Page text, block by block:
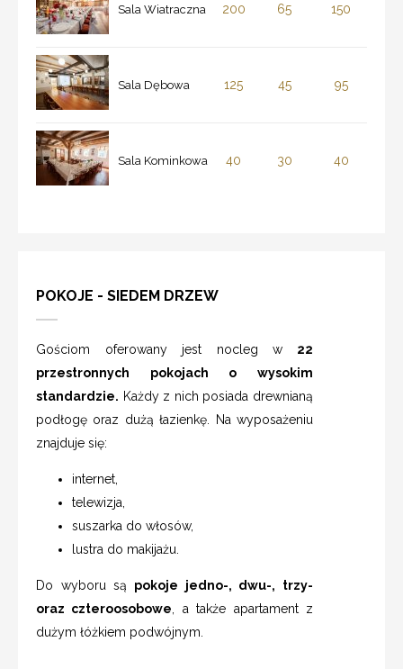
Sala Wiatraczna 200 65 150
Sala Dębowa 125 45 95
Sala Kominkowa 40 30 40
POKOJE - SIEDEM DRZEW
Gościom oferowany jest nocleg w 22
przestronnych pokojach o wysokim
standardzie. Każdy z nich posiada drewnianą
podłogę oraz dużą łazienkę. Na wyposażeniu
znajduje się:
internet,
telewizja,
suszarka do włosów,
lustra do makijażu.
Do wyboru są pokoje jedno-, dwu-, trzy-
oraz czteroosobowe , a także apartament z
dużym łóżkiem podwójnym.